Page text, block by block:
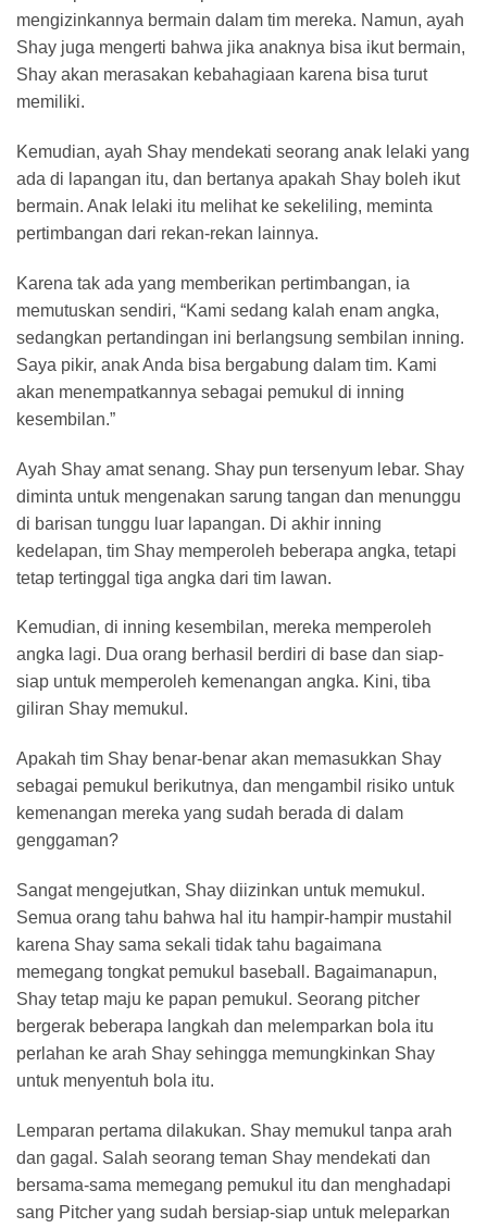
mengizinkannya bermain dalam tim mereka. Namun, ayah
Shay juga mengerti bahwa jika anaknya bisa ikut bermain,
Shay akan merasakan kebahagiaan karena bisa turut
memiliki.
Kemudian, ayah Shay mendekati seorang anak lelaki yang
ada di lapangan itu, dan bertanya apakah Shay boleh ikut
bermain. Anak lelaki itu melihat ke sekeliling, meminta
pertimbangan dari rekan-rekan lainnya.
Karena tak ada yang memberikan pertimbangan, ia
memutuskan sendiri, “Kami sedang kalah enam angka,
sedangkan pertandingan ini berlangsung sembilan inning.
Saya pikir, anak Anda bisa bergabung dalam tim. Kami
akan menempatkannya sebagai pemukul di inning
kesembilan.”
Ayah Shay amat senang. Shay pun tersenyum lebar. Shay
diminta untuk mengenakan sarung tangan dan menunggu
di barisan tunggu luar lapangan. Di akhir inning
kedelapan, tim Shay memperoleh beberapa angka, tetapi
tetap tertinggal tiga angka dari tim lawan.
Kemudian, di inning kesembilan, mereka memperoleh
angka lagi. Dua orang berhasil berdiri di base dan siap-
siap untuk memperoleh kemenangan angka. Kini, tiba
giliran Shay memukul.
Apakah tim Shay benar-benar akan memasukkan Shay
sebagai pemukul berikutnya, dan mengambil risiko untuk
kemenangan mereka yang sudah berada di dalam
genggaman?
Sangat mengejutkan, Shay diizinkan untuk memukul.
Semua orang tahu bahwa hal itu hampir-hampir mustahil
karena Shay sama sekali tidak tahu bagaimana
memegang tongkat pemukul baseball. Bagaimanapun,
Shay tetap maju ke papan pemukul. Seorang pitcher
bergerak beberapa langkah dan melemparkan bola itu
perlahan ke arah Shay sehingga memungkinkan Shay
untuk menyentuh bola itu.
Lemparan pertama dilakukan. Shay memukul tanpa arah
dan gagal. Salah seorang teman Shay mendekati dan
bersama-sama memegang pemukul itu dan menghadapi
sang Pitcher yang sudah bersiap-siap untuk meleparkan